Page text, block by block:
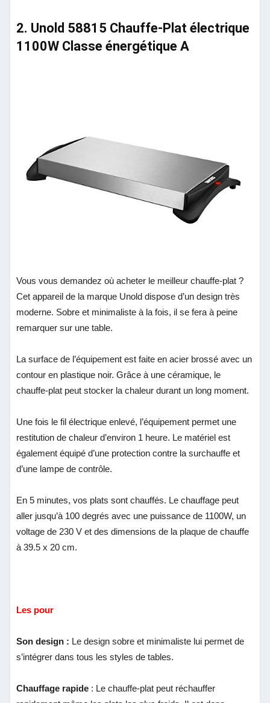
2. Unold 58815 Chauffe-Plat électrique
1100W Classe énergétique A
Vous vous demandez où acheter le meilleur chauffe-plat ?
Cet appareil de la marque Unold dispose d’un design très
moderne. Sobre et minimaliste à la fois, il se fera à peine
remarquer sur une table.
La surface de l’équipement est faite en acier brossé avec un
contour en plastique noir. Grâce à une céramique, le
chauffe-plat peut stocker la chaleur durant un long moment.
Une fois le fil électrique enlevé, l’équipement permet une
restitution de chaleur d’environ 1 heure. Le matériel est
également équipé d’une protection contre la surchauffe et
d’une lampe de contrôle.
En 5 minutes, vos plats sont chauffés. Le chauffage peut
aller jusqu’à 100 degrés avec une puissance de 1100W, un
voltage de 230 V et des dimensions de la plaque de chauffe
à 39.5 x 20 cm.
Les pour
Son design : Le design sobre et minimaliste lui permet de
s’intégrer dans tous les styles de tables.
Chauffage rapide : Le chauffe-plat peut réchauffer